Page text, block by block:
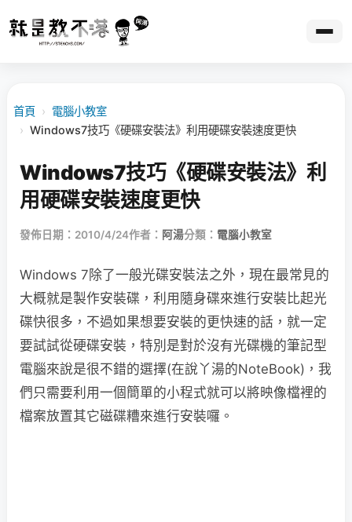
首頁 › 電腦小教室
› Windows7技巧《硬碟安裝法》利用硬碟安裝速度更快
Windows7技巧《硬碟安裝法》利
用硬碟安裝速度更快
發佈日期：2010/4/24作者： 阿湯分類： 電腦小教室
Windows 7除了一般光碟安裝法之外，現在最常見的
大概就是製作安裝碟，利用隨身碟來進行安裝比起光
碟快很多，不過如果想要安裝的更快速的話，就一定
要試試從硬碟安裝，特別是對於沒有光碟機的筆記型
電腦來說是很不錯的選擇(在說丫湯的NoteBook)，我
們只需要利用一個簡單的小程式就可以將映像檔裡的
檔案放置其它磁碟糟來進行安裝囉。